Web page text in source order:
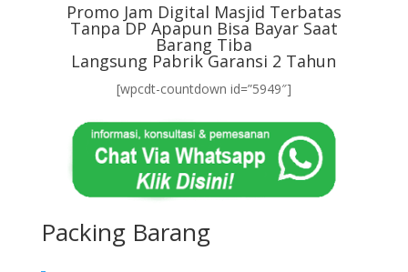
Promo Jam Digital Masjid Terbatas
Tanpa DP Apapun Bisa Bayar Saat
Barang Tiba
Langsung Pabrik Garansi 2 Tahun
[wpcdt-countdown id=”5949″]
Packing Barang